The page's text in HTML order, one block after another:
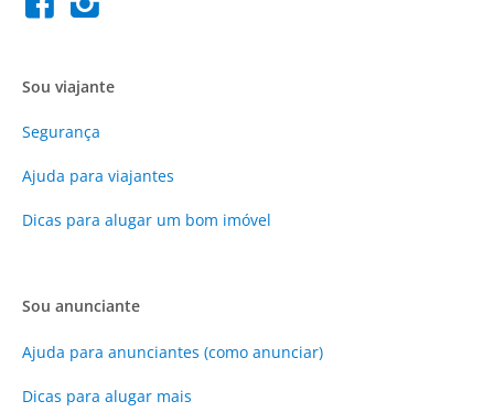
Sou viajante
Segurança
Ajuda para viajantes
Dicas para alugar um bom imóvel
Sou anunciante
Ajuda para anunciantes (como anunciar)
Dicas para alugar mais